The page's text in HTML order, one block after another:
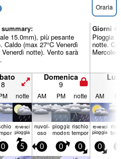
Oraria
summary:
15.0mm), più pesante
Caldo (max 27°C Venerdì
notte). Vento sarà
Giorni
Pioggia
notte.
8
Domenica
9
notte AM PM notte AM
rovesci
pioggia
nuvol-
oso
pioggia
moderata
rischio
temporale
rovesci
pioggia
0 5 0 0 0 0